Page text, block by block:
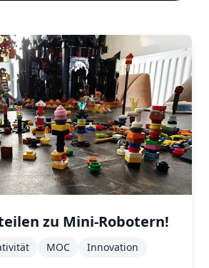
zu Mini-Robotern!
MOC Innovation